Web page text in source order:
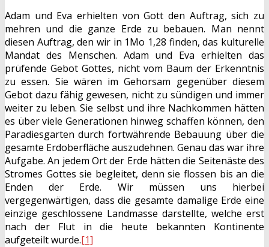
Adam und Eva erhielten von Gott den Auftrag, sich zu
mehren und die ganze Erde zu bebauen. Man nennt
diesen Auftrag, den wir in 1Mo 1,28 finden, das kulturelle
Mandat des Menschen. Adam und Eva erhielten das
prüfende Gebot Gottes, nicht vom Baum der Erkenntnis
zu essen. Sie wären im Gehorsam gegenüber diesem
Gebot dazu fähig gewesen, nicht zu sündigen und immer
weiter zu leben. Sie selbst und ihre Nachkommen hätten
es über viele Generationen hinweg schaffen können, den
Paradiesgarten durch fortwährende Bebauung über die
gesamte Erdoberfläche auszudehnen. Genau das war ihre
Aufgabe. An jedem Ort der Erde hätten die Seitenäste des
Stromes Gottes sie begleitet, denn sie flossen bis an die
Enden der Erde. Wir müssen uns hierbei
vergegenwärtigen, dass die gesamte damalige Erde eine
einzige geschlossene Landmasse darstellte, welche erst
nach der Flut in die heute bekannten Kontinente
aufgeteilt wurde.[1]